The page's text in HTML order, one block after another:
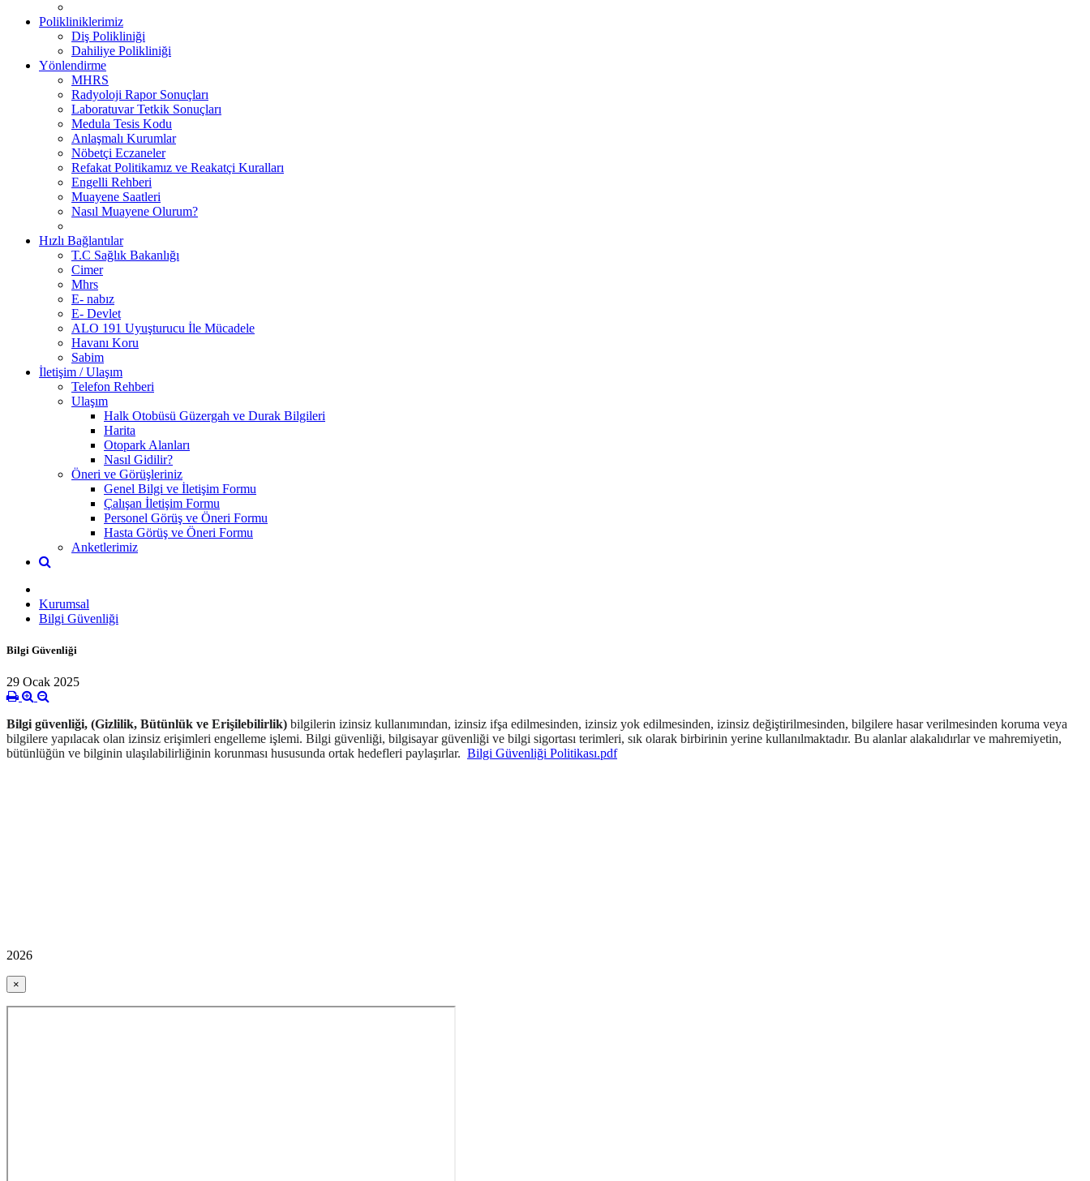
Polikliniklerimiz
Diş Polikliniği
Dahiliye Polikliniği
Yönlendirme
MHRS
Radyoloji Rapor Sonuçları
Laboratuvar Tetkik Sonuçları
Medula Tesis Kodu
Anlaşmalı Kurumlar
Nöbetçi Eczaneler
Refakat Politikamız ve Reakatçi Kuralları
Engelli Rehberi
Muayene Saatleri
Nasıl Muayene Olurum?
Hızlı Bağlantılar
T.C Sağlık Bakanlığı
Cimer
Mhrs
E- nabız
E- Devlet
ALO 191 Uyuşturucu İle Mücadele
Havanı Koru
Sabim
İletişim / Ulaşım
Telefon Rehberi
Ulaşım
Halk Otobüsü Güzergah ve Durak Bilgileri
Harita
Otopark Alanları
Nasıl Gidilir?
Öneri ve Görüşleriniz
Genel Bilgi ve İletişim Formu
Çalışan İletişim Formu
Personel Görüş ve Öneri Formu
Hasta Görüş ve Öneri Formu
Anketlerimiz
Kurumsal
Bilgi Güvenliği
Bilgi Güvenliği
29 Ocak 2025
Bilgi güvenliği, (Gizlilik, Bütünlük ve Erişilebilirlik) bilgilerin izinsiz kullanımından, izinsiz ifşa edilmesinden, izinsiz yok edilmesinden, izinsiz değiştirilmesinden, bilgilere hasar verilmesinden koruma veya
bilgilere yapılacak olan izinsiz erişimleri engelleme işlemi. Bilgi güvenliği, bilgisayar güvenliği ve bilgi sigortası terimleri, sık olarak birbirinin yerine kullanılmaktadır. Bu alanlar alakalıdırlar ve mahremiyetin,
bütünlüğün ve bilginin ulaşılabilirliğinin korunması hususunda ortak hedefleri paylaşırlar. Bilgi Güvenliği Politikası.pdf
2026
×